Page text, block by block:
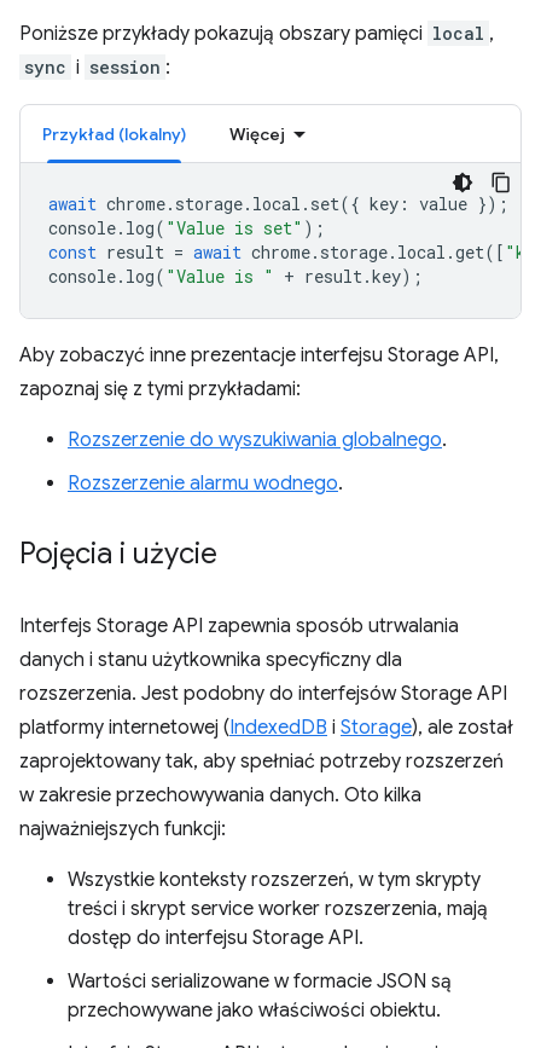
Poniższe przykłady pokazują obszary pamięci local ,
sync i session :
Przykład (lokalny) Więcej
await chrome. storage. local . set({ key : value });
console. log( "Value is set" );
const result = await chrome. storage. local .get([
console. log( "Value is " + result.key);
Aby zobaczyć inne prezentacje interfejsu Storage API,
zapoznaj się z tymi przykładami:
Rozszerzenie do wyszukiwania globalnego.
Rozszerzenie alarmu wodnego.
Pojęcia i użycie
Interfejs Storage API zapewnia sposób utrwalania
danych i stanu użytkownika specyficzny dla
rozszerzenia. Jest podobny do interfejsów Storage API
platformy internetowej (IndexedDB i Storage), ale został
zaprojektowany tak, aby spełniać potrzeby rozszerzeń
w zakresie przechowywania danych. Oto kilka
najważniejszych funkcji:
Wszystkie konteksty rozszerzeń, w tym skrypty
treści i skrypt service worker rozszerzenia, mają
dostęp do interfejsu Storage API.
Wartości serializowane w formacie JSON są
przechowywane jako właściwości obiektu.